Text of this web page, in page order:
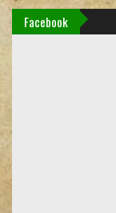
Facebook